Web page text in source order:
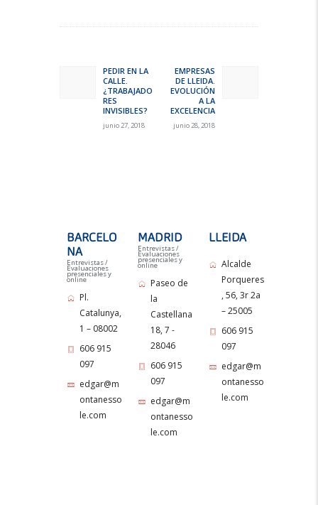
entradas
Previous
post:
PEDIR EN LA
CALLE.
¿TRABAJADO
RES
INVISIBLES?
junio 27, 2018
EMPRESAS
DE LLEIDA.
EVOLUCIÓN
A LA
EXCELENCIA
junio 28, 2018
BARCELO
NA
Entrevistas /
Evaluaciones
presenciales y
online
Pl.
Catalunya,
1 – 08002
606 915
097
edgar@m
ontanesso
le.com
MADRID
Entrevistas /
Evaluaciones
presenciales y
online
Paseo de
la
Castellana
18, 7 -
28046
606 915
097
edgar@m
ontanesso
le.com
LLEIDA
Alcalde
Porqueres
, 56, 3r 2a
– 25005
606 915
097
edgar@m
ontanesso
le.com